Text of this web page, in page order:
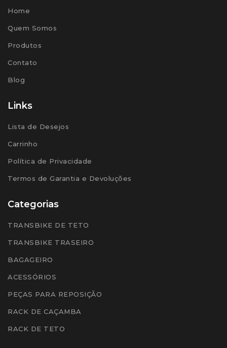
Home
Quem Somos
Produtos
Contato
Blog
Links
Lista de Desejos
Carrinho
Política de Privacidade
Termos de Garantia e Devoluções
Categorias
TRANSBIKE DE TETO
TRANSBIKE TRASEIRO
BAGAGEIRO
ACESSÓRIOS
PEÇAS PARA REPOSIÇÃO
RACK DE CAÇAMBA
RACK DE TETO